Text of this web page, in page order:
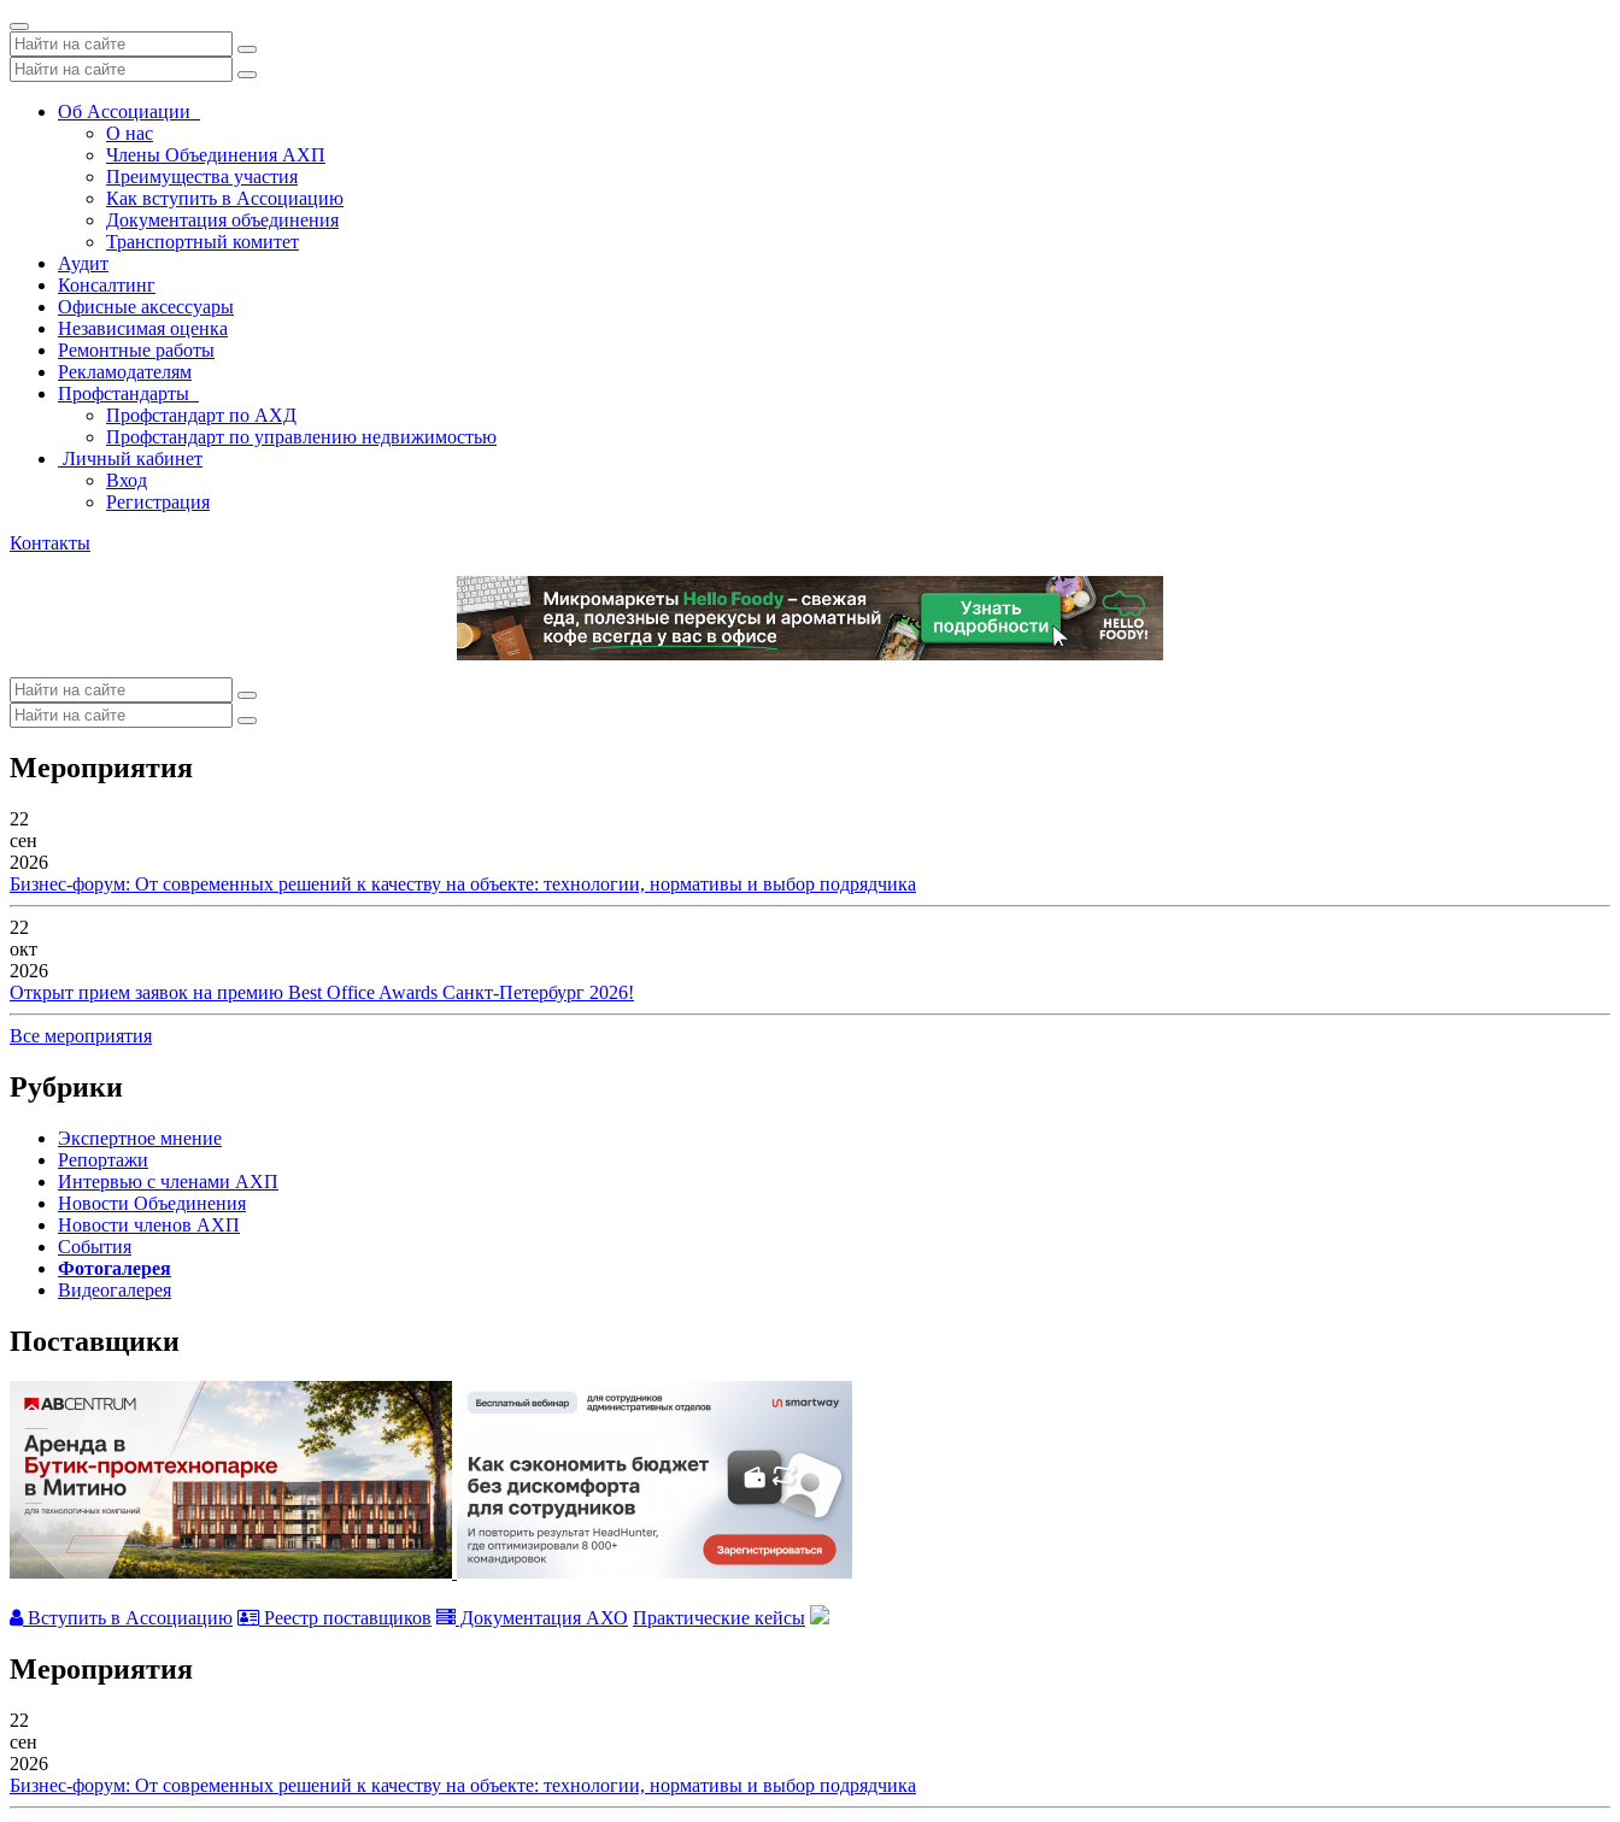
Toggle
navigation
Об Ассоциации
О нас
Члены Объединения АХП
Преимущества участия
Как вступить в Ассоциацию
Документация объединения
Транспортный комитет
Аудит
Консалтинг
Офисные аксессуары
Независимая оценка
Ремонтные работы
Рекламодателям
Профстандарты
Профстандарт по АХД
Профстандарт по управлению недвижимостью
Личный кабинет
Вход
Регистрация
Контакты
Мероприятия
22
сен
2026
Бизнес-форум: От современных решений к качеству на объекте: технологии, нормативы и выбор подрядчика
22
окт
2026
Открыт прием заявок на премию Best Office Awards Санкт-Петербург 2026!
Все мероприятия
Рубрики
Экспертное мнение
Репортажи
Интервью с членами АХП
Новости Объединения
Новости членов АХП
События
Фотогалерея
Видеогалерея
Поставщики
Вступить в Ассоциацию Реестр поставщиков Документация АХО Практические кейсы
Мероприятия
22
сен
2026
Бизнес-форум: От современных решений к качеству на объекте: технологии, нормативы и выбор подрядчика